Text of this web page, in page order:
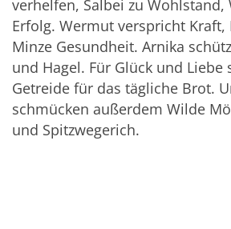
verhelfen, Salbei zu Wohlstand,
Erfolg. Wermut verspricht Kraft,
Minze Gesundheit. Arnika
und Hagel. Für Glück und Liebe
Getreide für das tägliche Brot.
schmücken außerdem Wilde
und Spitzwegerich.